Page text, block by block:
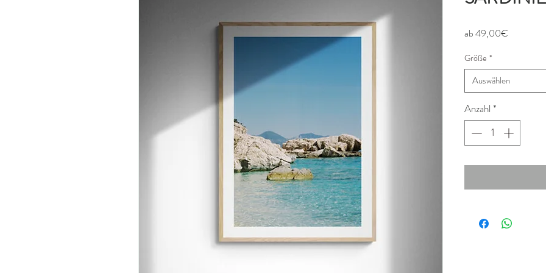
ab49,00€
Größe *
Auswählen
Anzahl *